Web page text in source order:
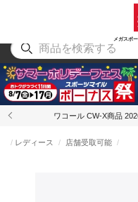
メガスポ
アウトド
ワコール CW-X商品
レディース 店舗受取可能